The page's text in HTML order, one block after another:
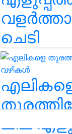
ചെടി
ചില